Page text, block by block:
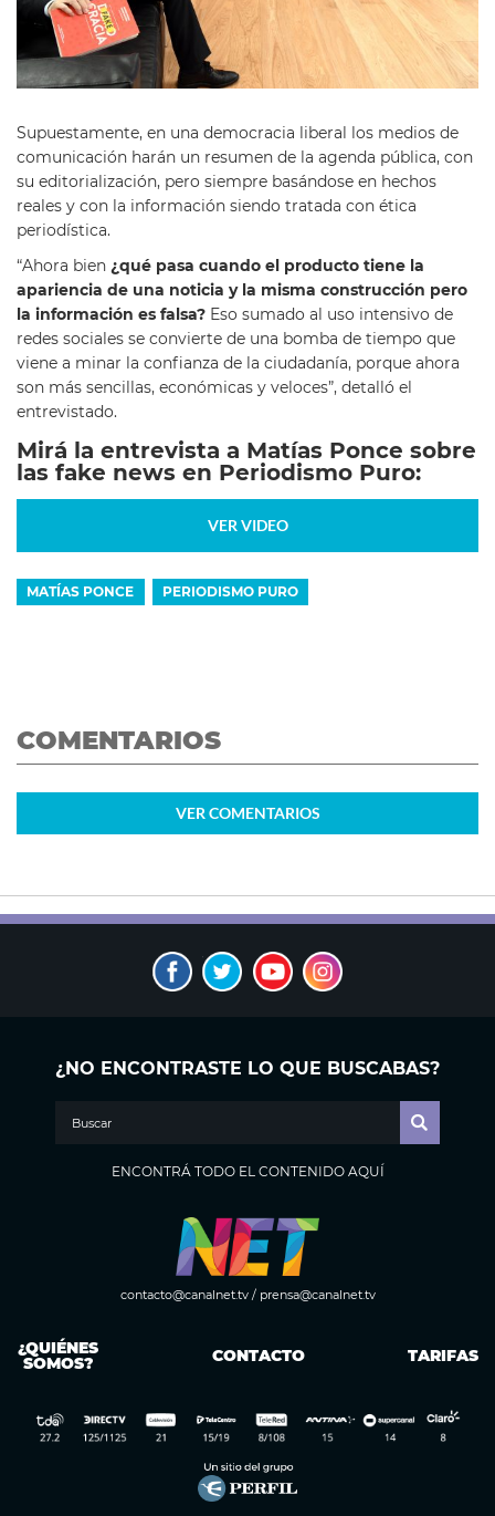
Supuestamente, en una democracia liberal los medios de
comunicación harán un resumen de la agenda pública, con
su editorialización, pero siempre basándose en hechos
reales y con la información siendo tratada con ética
periodística.
“Ahora bien ¿qué pasa cuando el producto tiene la
apariencia de una noticia y la misma construcción pero
la información es falsa? Eso sumado al uso intensivo de
redes sociales se convierte de una bomba de tiempo que
viene a minar la confianza de la ciudadanía, porque ahora
son más sencillas, económicas y veloces”, detalló el
entrevistado.
Mirá la entrevista a Matías Ponce sobre
las fake news en Periodismo Puro:
VER VIDEO
MATÍAS PONCE PERIODISMO PURO
COMENTARIOS
VER COMENTARIOS
¿NO ENCONTRASTE LO QUE BUSCABAS?
ENCONTRÁ TODO EL CONTENIDO AQUÍ
contacto@canalnet.tv/ prensa@canalnet.tv
¿QUIÉNES
SOMOS? CONTACTO TARIFAS